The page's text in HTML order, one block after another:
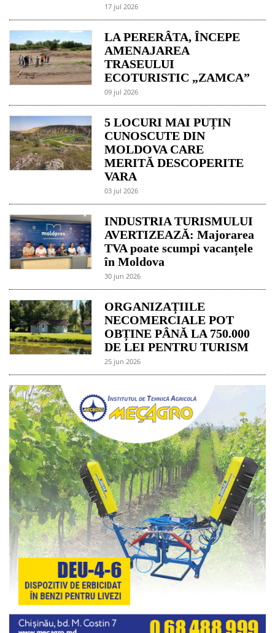
17 jul 2026
LA PERERÂTA, ÎNCEPE
AMENAJAREA
TRASEULUI
ECOTURISTIC „ZAMCA”
09 jul 2026
5 LOCURI MAI PUȚIN
CUNOSCUTE DIN
MOLDOVA CARE
MERITĂ DESCOPERITE
VARA
03 jul 2026
INDUSTRIA TURISMULUI
AVERTIZEAZĂ: Majorarea
TVA poate scumpi vacanțele
în Moldova
30 jun 2026
ORGANIZAȚIILE
NECOMERCIALE POT
OBȚINE PÂNĂ LA 750.000
DE LEI PENTRU TURISM
25 jun 2026